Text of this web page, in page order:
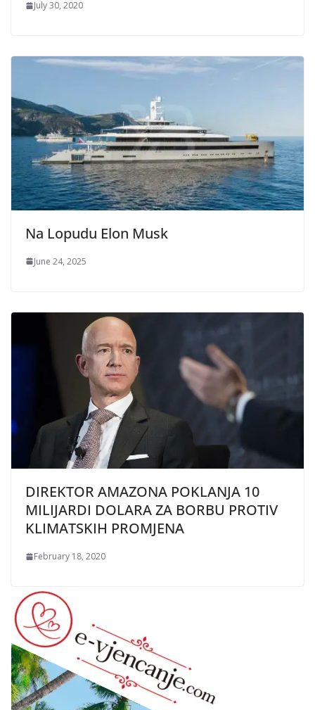
July 30, 2020
Na Lopudu Elon Musk
June 24, 2025
DIREKTOR AMAZONA POKLANJA 10
MILIJARDI DOLARA ZA BORBU PROTIV
KLIMATSKIH PROMJENA
February 18, 2020